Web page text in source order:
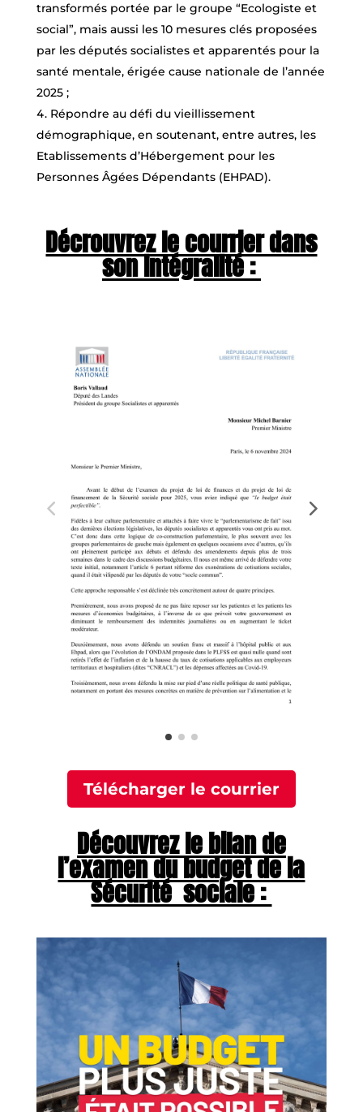
transformés portée par le groupe “Ecologiste et
social”, mais aussi les 10 mesures clés proposées
par les députés socialistes et apparentés pour la
santé mentale, érigée cause nationale de l’année
2025 ;
Répondre au défi du vieillissement
démographique, en soutenant, entre autres, les
Etablissements d’Hébergement pour les
Personnes Âgées Dépendants (EHPAD).
Décrouvrez le courrier dans
son intégralité :
Télécharger le courrier
Découvrez le bilan de
l’examen du budget de la
Sécurité sociale :